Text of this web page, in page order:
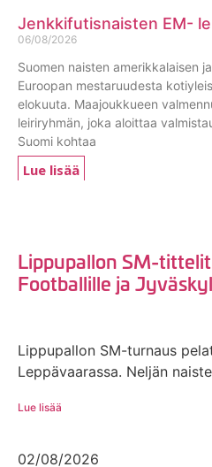
Jenkkifutisnaisten EM-
06/08/2026
Suomen naisten amerikkalaisen
Euroopan mestaruudesta
elokuuta. Maajoukkueen
leiriryhmän, joka aloittaa
Suomi kohtaa
Lue lisää
Lippupallon SM-
Footballille ja
Lippupallon SM-turnaus
Leppävaarassa. Neljän
Lue lisää
02/08/2026